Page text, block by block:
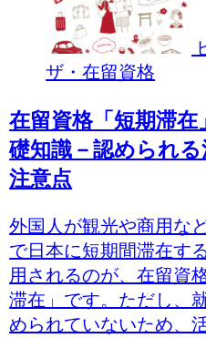
ザ・在留資格
在留資格「短期滞在
礎知識－認められる
注意点
外国人が観光や商用な
で日本に短期間滞在す
用されるのが、在留資
滞在」です。ただし、
められていないため、